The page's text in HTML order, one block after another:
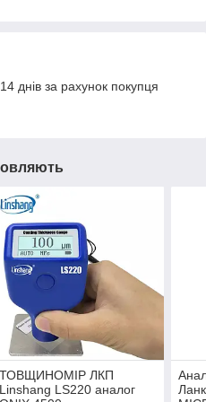
днів за рахунок покупця
ТОВЩИНОМІР ЛКП
Linshang LS220 аналог